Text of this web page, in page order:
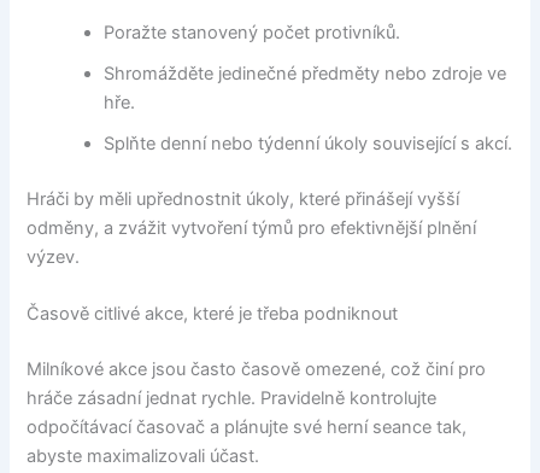
Poražte stanovený počet protivníků.
Shromážděte jedinečné předměty nebo zdroje ve
hře.
Splňte denní nebo týdenní úkoly související s akcí.
Hráči by měli upřednostnit úkoly, které přinášejí vyšší
odměny, a zvážit vytvoření týmů pro efektivnější plnění
výzev.
Časově citlivé akce, které je třeba podniknout
Milníkové akce jsou často časově omezené, což činí pro
hráče zásadní jednat rychle. Pravidelně kontrolujte
odpočítávací časovač a plánujte své herní seance tak,
abyste maximalizovali účast.